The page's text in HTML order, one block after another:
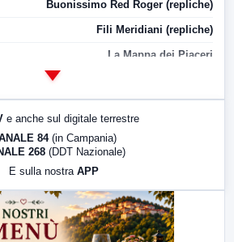
Buonissimo Red Roger (repliche)
Fili Meridiani (repliche)
La Mappa dei Piaceri
LabNews (replica)
e anche sul digitale terrestre
84 (in Campania)
268 (DDT Nazionale)
E sulla nostra APP